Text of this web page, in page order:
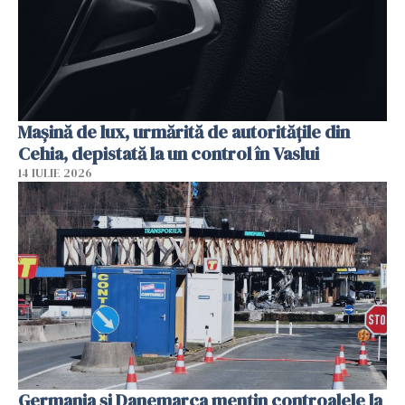
Mașină de lux, urmărită de autoritățile din
Cehia, depistată la un control în Vaslui
14 IULIE 2026